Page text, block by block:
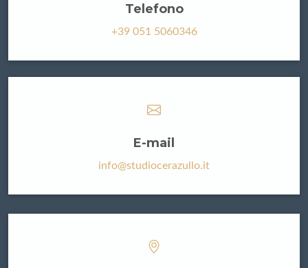
Telefono
+39 051 5060346
E-mail
info@studiocerazullo.it